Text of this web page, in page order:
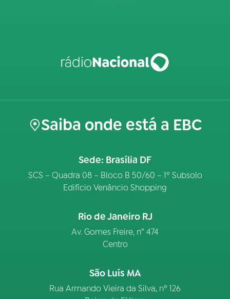
Saiba onde está a EBC
Sede: Brasília DF
SCS – Quadra 08 – Bloco B 50/60 – 1º Subsolo
Edifício Venâncio Shopping
Rio de Janeiro RJ
Av. Gomes Freire, n° 474
Centro
São Luís MA
Rua Armando Vieira da Silva, nº 126